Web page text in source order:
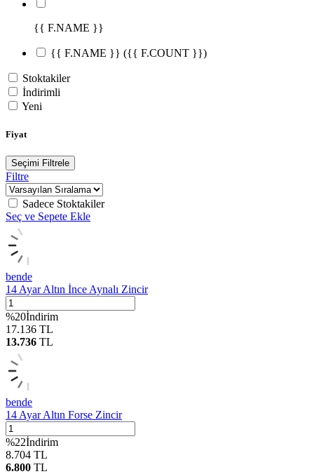
{{ F.NAME }}
{{ F.NAME }} ({{ F.COUNT }})
Stoktakiler
İndirimli
Yeni
Fiyat
Seçimi Filtrele
Filtre
Sadece Stoktakiler
Seç ve Sepete Ekle
bende
14 Ayar Altın İnce Aynalı Zincir
%20İndirim
17.136 TL
13.736 TL
bende
14 Ayar Altın Forse Zincir
%22İndirim
8.704 TL
6.800 TL